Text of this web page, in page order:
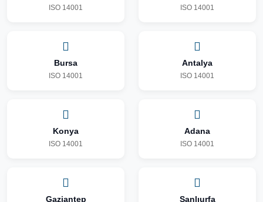
ISO 14001 ISO 14001
Bursa
ISO 14001
Antalya
ISO 14001
Konya
ISO 14001
Adana
ISO 14001
Gaziantep Şanlıurfa